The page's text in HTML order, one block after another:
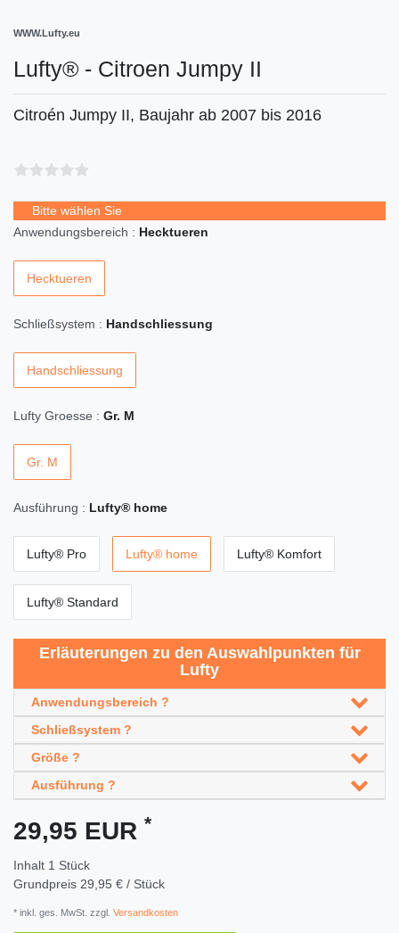
WWW.Lufty.eu
Lufty® - Citroen Jumpy II
Citroén Jumpy II, Baujahr ab 2007 bis 2016
Bitte wählen Sie
Anwendungsbereich : Hecktueren
Hecktueren
Schließsystem : Handschliessung
Handschliessung
Lufty Groesse : Gr. M
Gr. M
Ausführung : Lufty® home
Lufty® Pro Lufty® home Lufty® Komfort
Lufty® Standard
Erläuterungen zu den Auswahlpunkten für
Lufty
Anwendungsbereich ?
Schließsystem ?
Größe ?
Ausführung ?
29,95 EUR *
Inhalt 1 Stück
Grundpreis 29,95 € / Stück
* inkl. ges. MwSt. zzgl. Versandkosten